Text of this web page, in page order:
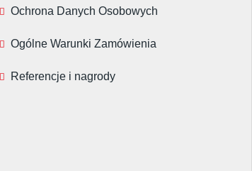
Ochrona Danych Osobowych
Ogólne Warunki Zamówienia
Referencje i nagrody